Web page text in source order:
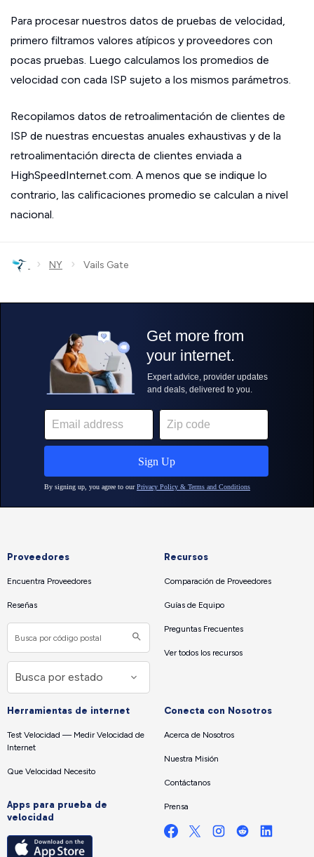
Para procesar nuestros datos de pruebas de velocidad,
primero filtramos valores atípicos y proveedores con
pocas pruebas. Luego calculamos los promedios de
velocidad con cada ISP sujeto a los mismos parámetros.
Recopilamos datos de retroalimentación de clientes de
ISP de nuestras encuestas anuales exhaustivas y de la
retroalimentación directa de clientes enviada a
HighSpeedInternet.com. A menos que se indique lo
contrario, las calificaciones promedio se calculan a nivel
nacional.
› NY › Vails Gate
Proveedores
Encuentra Proveedores
Reseñas
Recursos
Comparación de Proveedores
Guías de Equipo
Preguntas Frecuentes
Ver todos los recursos
Herramientas de internet
Test Velocidad — Medir Velocidad de
Internet
Que Velocidad Necesito
Apps para prueba de
velocidad
Conecta con Nosotros
Acerca de Nosotros
Nuestra Misión
Contáctanos
Prensa